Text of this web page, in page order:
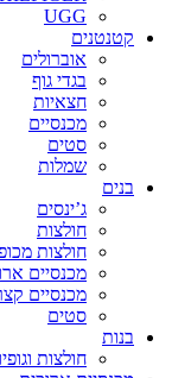
UGG
קטנטנים
אוברולים
בגדי גוף
חצאיות
מכנסיים
סטים
שמלות
בנים
ג’ינסים
חולצות
חולצות
מכנסיים
מכנסיים
סטים
בנות
חולצות